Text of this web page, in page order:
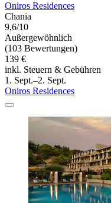
Oniros Residences
Chania
9,6/10
Außergewöhnlich
(103 Bewertungen)
139 €
inkl. Steuern & Gebühren
1. Sept.–2. Sept.
Oniros Residences